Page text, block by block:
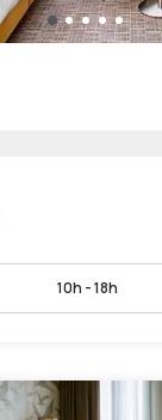
10h - 18h